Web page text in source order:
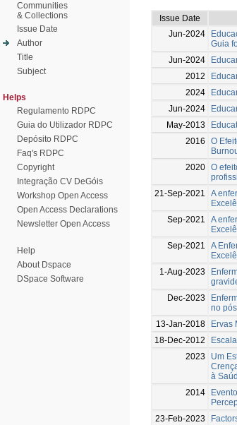
Communities
& Collections
Issue Date
Author
Title
Subject
Helps
Regulamento RDPC
Guia do Utilizador RDPC
Depósito RDPC
Faq's RDPC
Copyright
Integração CV DeGóis
Workshop Open Access
Open Access Declarations
Newsletter Open Access
Help
About Dspace
DSpace Software
Issue Date
Jun-2024
Guia
Jun-2024
2012
2024
Jun-2024
May-2013
2016
O
2020 O
21-Sep-2021
A
Sep-2021
A
Sep-2021
A
1-Aug-2023
Dec-2023
no
13-Jan-2018 Ervas
18-Dec-2012
2023
Um
à
2014
23-Feb-2023